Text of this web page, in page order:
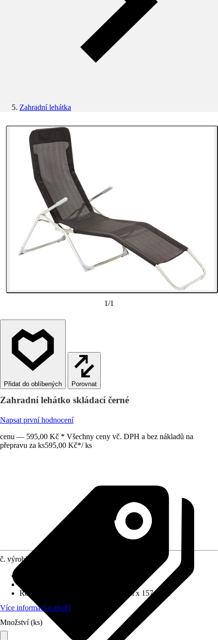
Zahradní lehátka
1/1
Porovnat
Zahradní lehátko skládací černé
Napsat první hodnocení
cenu — 595,00 Kč * Všechny ceny vč. DPH a bez nákladů na
přepravu za ks595,00 Kč*/ ks
č. výrobku
Rozměry (ŠxVxH)
49.5 cm x 29 cm x 157.5 cm
Více informací o zboží
Množství (ks)